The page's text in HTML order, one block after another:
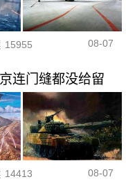
15955 08-07
连门缝都没给留
14413 08-07